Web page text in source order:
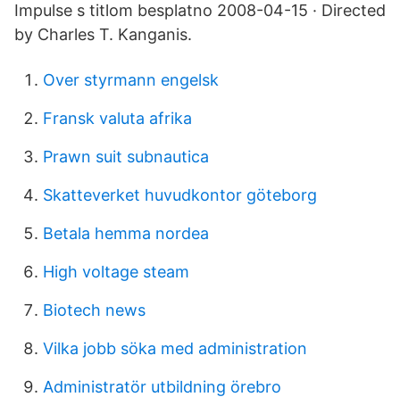
Impulse s titlom besplatno 2008-04-15 · Directed
by Charles T. Kanganis.
Over styrmann engelsk
Fransk valuta afrika
Prawn suit subnautica
Skatteverket huvudkontor göteborg
Betala hemma nordea
High voltage steam
Biotech news
Vilka jobb söka med administration
Administratör utbildning örebro